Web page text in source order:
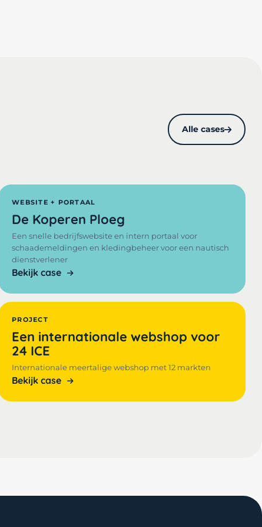
Alle cases
WEBSITE + PORTAAL
De Koperen Ploeg
Een snelle bedrijfswebsite en intern portaal voor
schaademeldingen en kledingbeheer voor een nautisch
dienstverlener
Bekijk case
PROJECT
Een internationale webshop voor
24 ICE
Internationale meertalige webshop met 12 markten
Bekijk case